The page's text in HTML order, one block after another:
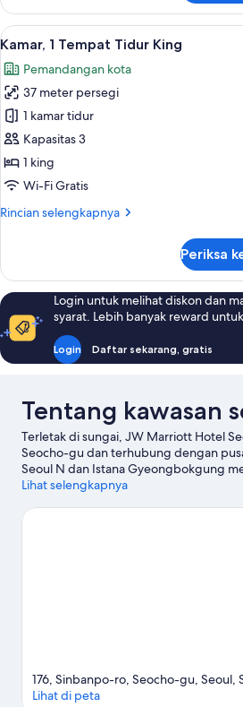
Kamar
Eksekutif,
1
Tidur
King
Lihat
semua
foto
untuk
Kamar,
1
Tempat
Tidur
Seprai
4
Kamar, 1 Tempat Tidur King
Pemandangan kota
37 meter persegi
1 kamar tidur
Kapasitas 3
1 king
Wi-Fi Gratis
Rincian selengkapnya
Rincian
Kamar,
Tempat
Tidur
King
Periksa
Login untuk melihat diskon dan
syarat. Lebih banyak reward
Login Daftar sekarang, gratis
Tentang kawasan
Terletak di sungai, JW Marriott Hotel
Seocho-gu dan terhubung dengan
Seoul N dan Istana Gyeongbokgung
terkenal kawasan ini, terdapat pula
Jangan lewatkan Pusat Seni Seoul.
Lihat selengkapnya
176, Sinbanpo-ro, Seocho-gu, Seoul,
Lihat di peta